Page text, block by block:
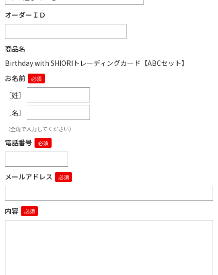
オーダーＩＤ
商品名
Birthday with SHIORIトレーディングカード【ABCセット】
お名前
［姓］
［名］
（全角で入力してください）
電話番号
メールアドレス
内容